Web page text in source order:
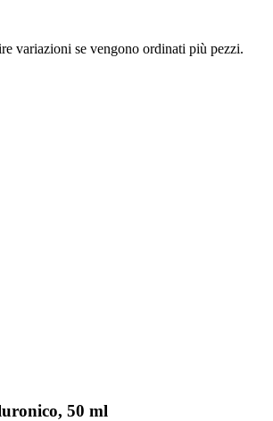
variazioni se vengono ordinati più pezzi.
50 ml